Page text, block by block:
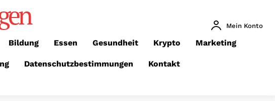
Mein Konto
Bildung Essen Gesundheit Krypto Marketing
Datenschutzbestimmungen Kontakt